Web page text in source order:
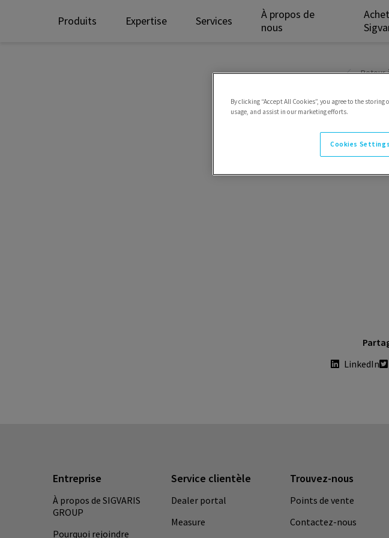
Produits Expertise Services
À propos de
nous
Retour
Télécharger une
LinkedIn
Entreprise
À propos de SIGVARIS
GROUP
Pourquoi rejoindre
Service clientèle
Dealer portal
Measure
Trouvez-nous
Points de vente
Contactez-nous
By clicking “Accept All Cookies”, you agree to the
usage, and assist in our marketing efforts.
Cookies Settings